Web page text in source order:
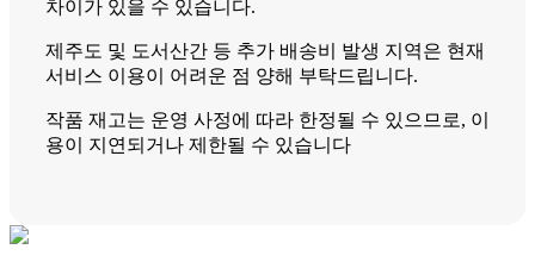
차이가 있을 수 있습니다.
제주도 및 도서산간 등 추가 배송비 발생 지역은 현재
서비스 이용이 어려운 점 양해 부탁드립니다.
작품 재고는 운영 사정에 따라 한정될 수 있으므로, 이
용이 지연되거나 제한될 수 있습니다